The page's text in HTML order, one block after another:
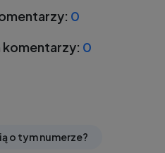
0
0
o tym numerze?